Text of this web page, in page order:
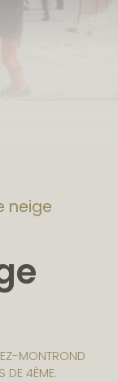
neige
MONTROND
DE 4ÈME.